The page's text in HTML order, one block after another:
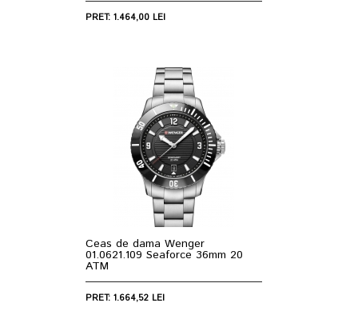
PRET: 1.464,00 LEI
Ceas de dama Wenger
01.0621.109 Seaforce 36mm 20
ATM
PRET: 1.664,52 LEI